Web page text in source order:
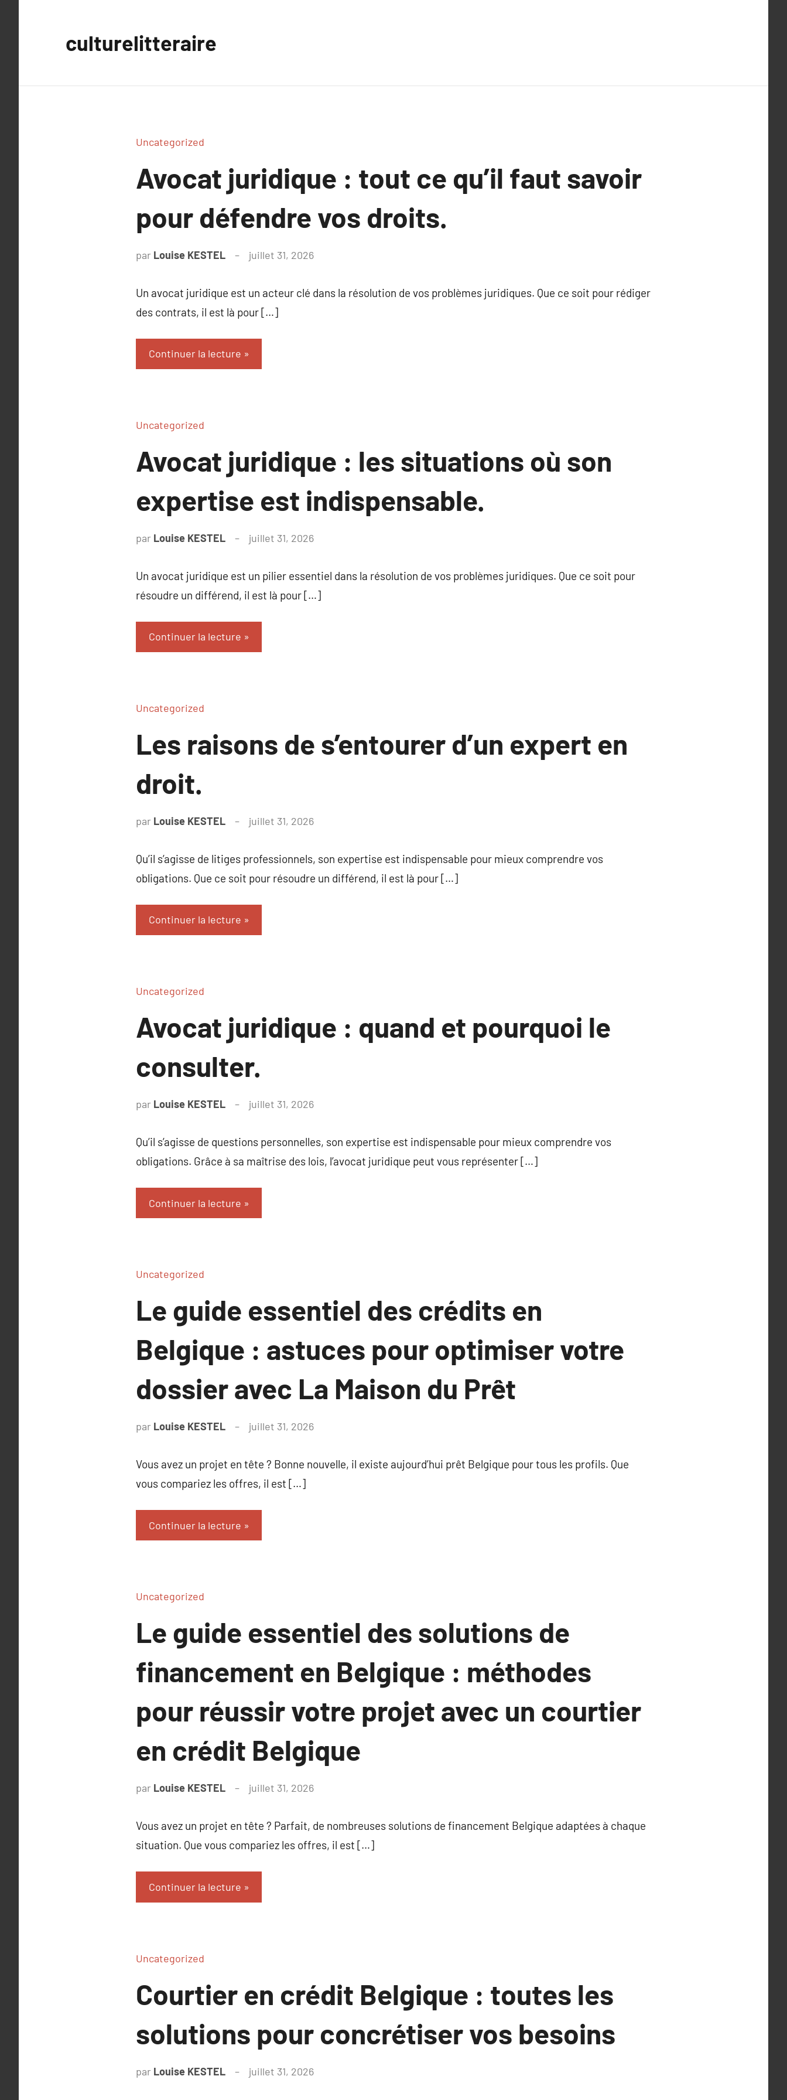
culturelitteraire
Uncategorized
Avocat juridique : tout ce qu’il faut savoir
pour défendre vos droits.
par Louise KESTEL juillet 31, 2026
Un avocat juridique est un acteur clé dans la résolution de vos problèmes juridiques. Que ce soit pour rédiger
des contrats, il est là pour […]
Continuer la lecture
Uncategorized
Avocat juridique : les situations où son
expertise est indispensable.
par Louise KESTEL juillet 31, 2026
Un avocat juridique est un pilier essentiel dans la résolution de vos problèmes juridiques. Que ce soit pour
résoudre un différend, il est là pour […]
Continuer la lecture
Uncategorized
Les raisons de s’entourer d’un expert en
droit.
par Louise KESTEL juillet 31, 2026
Qu’il s’agisse de litiges professionnels, son expertise est indispensable pour mieux comprendre vos
obligations. Que ce soit pour résoudre un différend, il est là pour […]
Continuer la lecture
Uncategorized
Avocat juridique : quand et pourquoi le
consulter.
par Louise KESTEL juillet 31, 2026
Qu’il s’agisse de questions personnelles, son expertise est indispensable pour mieux comprendre vos
obligations. Grâce à sa maîtrise des lois, l’avocat juridique peut vous représenter […]
Continuer la lecture
Uncategorized
Le guide essentiel des crédits en
Belgique : astuces pour optimiser votre
dossier avec La Maison du Prêt
par Louise KESTEL juillet 31, 2026
Vous avez un projet en tête ? Bonne nouvelle, il existe aujourd’hui prêt Belgique pour tous les profils. Que
vous compariez les offres, il est […]
Continuer la lecture
Uncategorized
Le guide essentiel des solutions de
financement en Belgique : méthodes
pour réussir votre projet avec un courtier
en crédit Belgique
par Louise KESTEL juillet 31, 2026
Vous avez un projet en tête ? Parfait, de nombreuses solutions de financement Belgique adaptées à chaque
situation. Que vous compariez les offres, il est […]
Continuer la lecture
Uncategorized
Courtier en crédit Belgique : toutes les
solutions pour concrétiser vos besoins
par Louise KESTEL juillet 31, 2026